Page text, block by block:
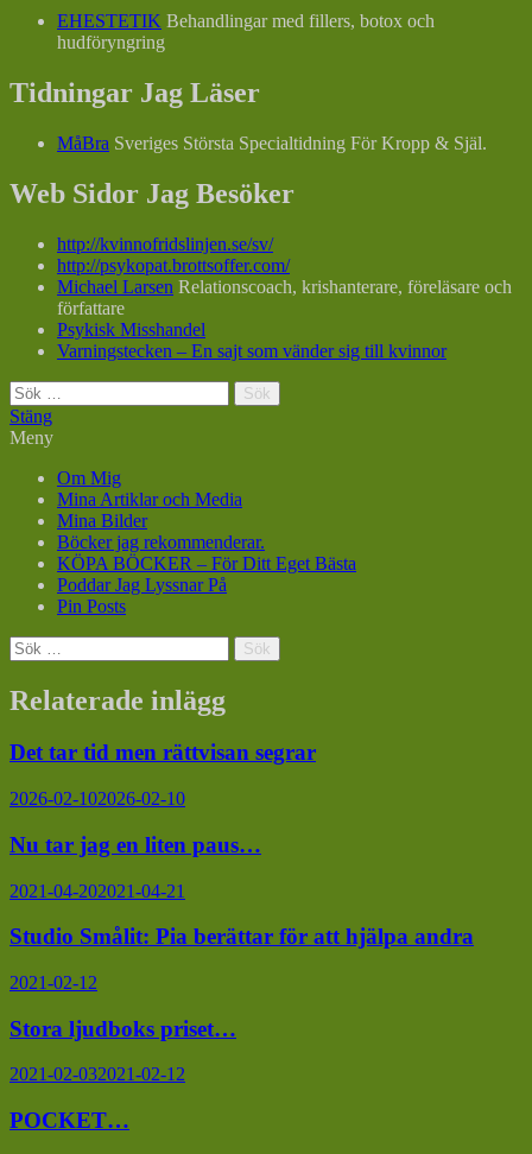
EHESTETIK Behandlingar med fillers, botox och
hudföryngring
Tidningar Jag Läser
MåBra Sveriges Största Specialtidning För Kropp & Själ.
Web Sidor Jag Besöker
http://kvinnofridslinjen.se/sv/
http://psykopat.brottsoffer.com/
Michael Larsen Relationscoach, krishanterare, föreläsare och
författare
Psykisk Misshandel
Varningstecken – En sajt som vänder sig till kvinnor
Sök
efter:
Stäng
Meny
Om Mig
Mina Artiklar och Media
Mina Bilder
Böcker jag rekommenderar.
KÖPA BÖCKER – För Ditt Eget Bästa
Poddar Jag Lyssnar På
Pin Posts
Sök
efter:
Relaterade inlägg
Det tar tid men rättvisan segrar
2026-02-102026-02-10
Nu tar jag en liten paus…
2021-04-202021-04-21
Studio Smålit: Pia berättar för att hjälpa andra
2021-02-12
Stora ljudboks priset…
2021-02-032021-02-12
POCKET…